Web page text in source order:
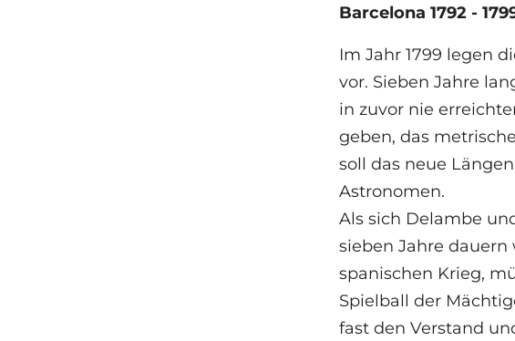
Barcelona 1792 -
Im Jahr 1799 legen
vor. Sieben Jahre
in zuvor nie
geben, das
soll das neue
Astronomen.
Als sich Delambe
sieben Jahre dauern
spanischen Krieg,
Spielball der
fast den Verstand